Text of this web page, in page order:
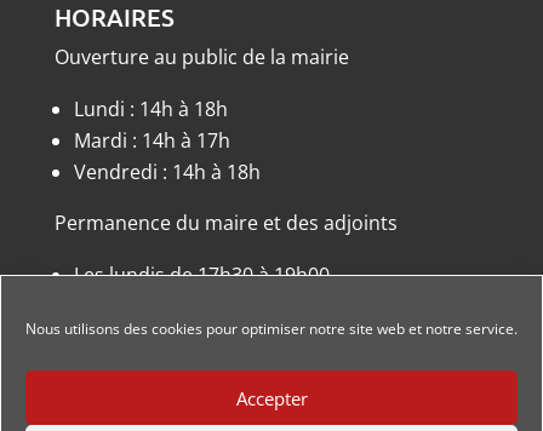
Nous utilisons des cookies pour optimiser notre site web et notre service.
Accepter
HORAIRES
Ouverture au public de la mairie
Lundi : 14h à 18h
Mardi : 14h à 17h
Vendredi : 14h à 18h
Permanence du maire et des adjoints
Les lundis de 17h30 à 19h00